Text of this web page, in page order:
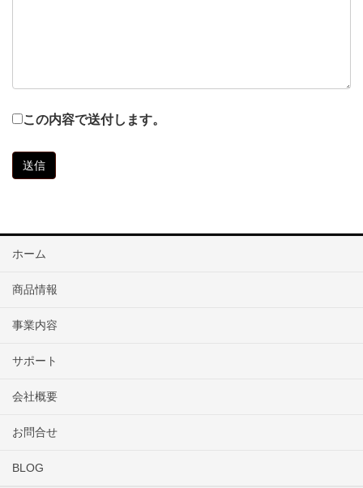
この内容で送付します。
ホーム
商品情報
事業内容
サポート
会社概要
お問合せ
BLOG